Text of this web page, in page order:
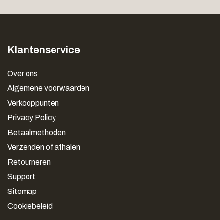
Klantenservice
Over ons
Algemene voorwaarden
Verkooppunten
Privacy Policy
Betaalmethoden
Verzenden of afhalen
Retourneren
Support
Sitemap
Cookiebeleid